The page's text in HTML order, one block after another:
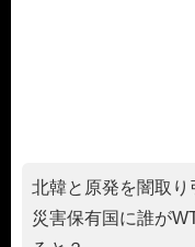
北韓と原発を闇取
災害保有国に誰が